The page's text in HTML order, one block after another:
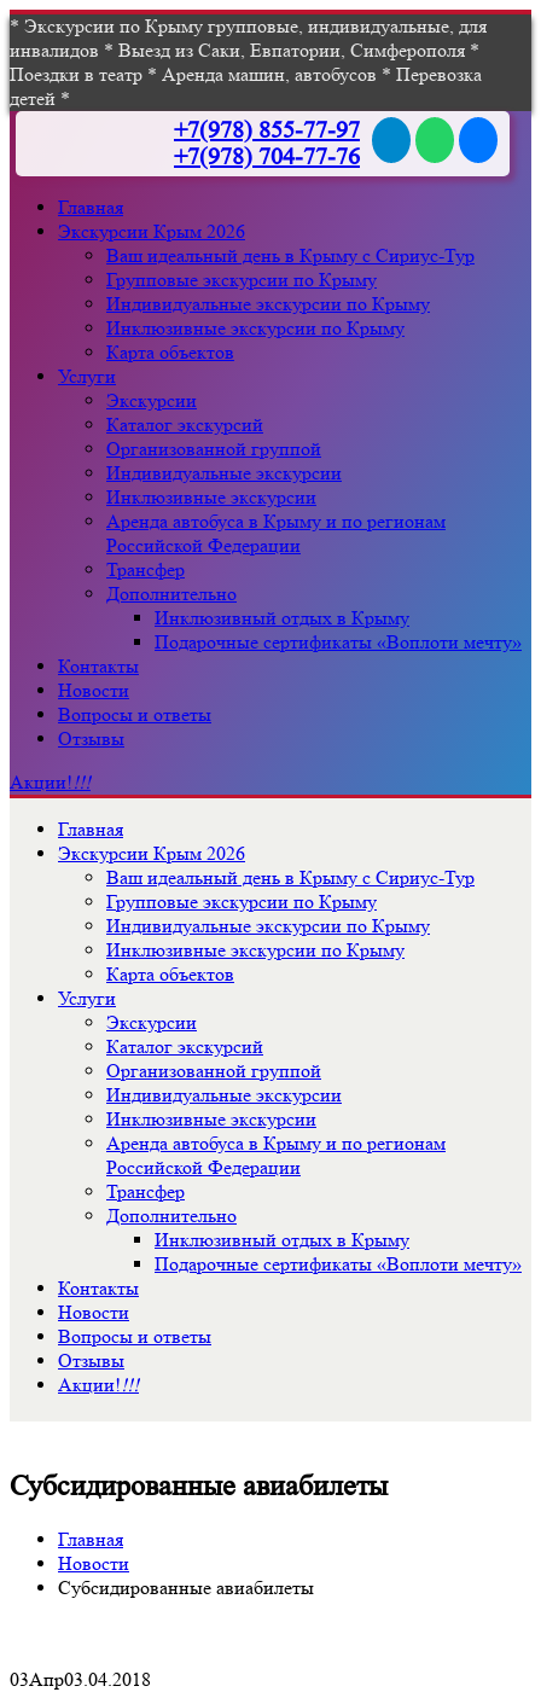
* Экскурсии по Крыму групповые, индивидуальные, для
инвалидов * Выезд из Саки, Евпатории, Симферополя *
Поездки в театр * Аренда машин, автобусов * Перевозка
детей *
+7(978) 855-77-97
+7(978) 704-77-76
Главная
Экскурсии Крым 2026
Ваш идеальный день в Крыму с Сириус-Тур
Групповые экскурсии по Крыму
Индивидуальные экскурсии по Крыму
Инклюзивные экскурсии по Крыму
Карта объектов
Услуги
Экскурсии
Каталог экскурсий
Организованной группой
Индивидуальные экскурсии
Инклюзивные экскурсии
Аренда автобуса в Крыму и по регионам
Российской Федерации
Трансфер
Дополнительно
Инклюзивный отдых в Крыму
Подарочные сертификаты «Воплоти мечту»
Контакты
Новости
Вопросы и ответы
Отзывы
Акции!!!!
Главная
Экскурсии Крым 2026
Ваш идеальный день в Крыму с Сириус-Тур
Групповые экскурсии по Крыму
Индивидуальные экскурсии по Крыму
Инклюзивные экскурсии по Крыму
Карта объектов
Услуги
Экскурсии
Каталог экскурсий
Организованной группой
Индивидуальные экскурсии
Инклюзивные экскурсии
Аренда автобуса в Крыму и по регионам
Российской Федерации
Трансфер
Дополнительно
Инклюзивный отдых в Крыму
Подарочные сертификаты «Воплоти мечту»
Контакты
Новости
Вопросы и ответы
Отзывы
Акции!!!!
Субсидированные авиабилеты
Главная
Новости
Субсидированные авиабилеты
03Апр03.04.2018